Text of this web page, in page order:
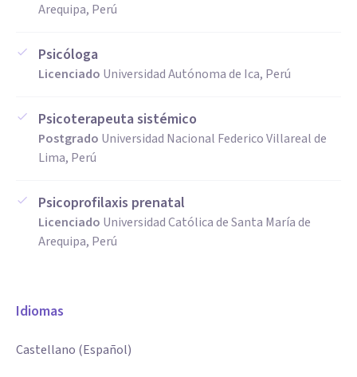
Arequipa, Perú
Psicóloga
Licenciado Universidad Autónoma de Ica, Perú
Psicoterapeuta sistémico
Postgrado Universidad Nacional Federico Villareal de
Lima, Perú
Psicoprofilaxis prenatal
Licenciado Universidad Católica de Santa María de
Arequipa, Perú
Idiomas
Castellano (Español)